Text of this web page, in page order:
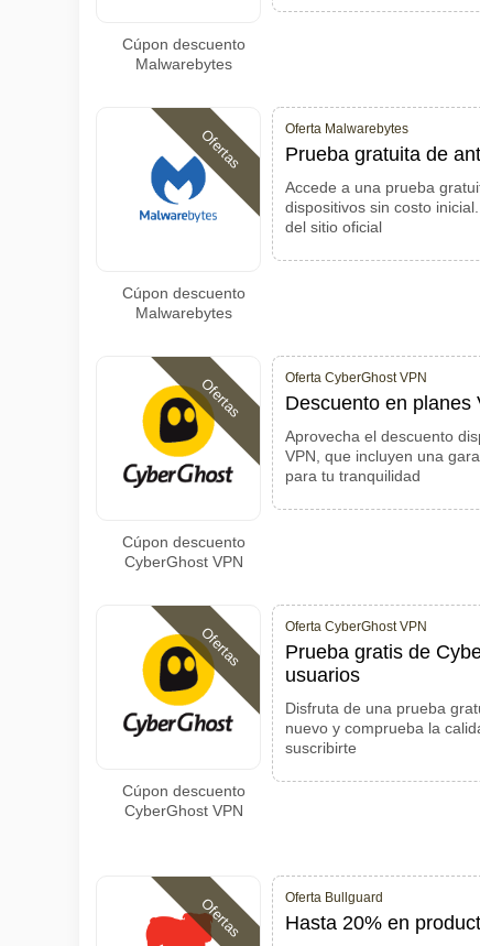
Cúpon descuento
Malwarebytes
Ofertas
Cúpon descuento
Malwarebytes
Oferta Malwarebytes
Prueba gratuita de
Accede a una prueba
dispositivos sin costo
del sitio oficial
Ofertas
Cúpon descuento
CyberGhost VPN
Oferta CyberGhost VPN
Descuento en
Aprovecha el descuento
VPN, que incluyen una
para tu tranquilidad
Ofertas
Cúpon descuento
CyberGhost VPN
Oferta CyberGhost VPN
Prueba gratis de
usuarios
Disfruta de una prueba
nuevo y comprueba la
suscribirte
Ofertas Oferta Bullguard
Hasta 20% en